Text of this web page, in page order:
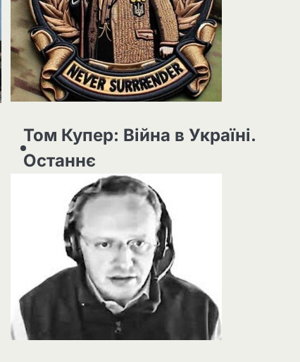
Том Купер: Війна в Україні.
Останнє